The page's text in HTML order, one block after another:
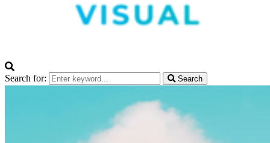
Search for: Search